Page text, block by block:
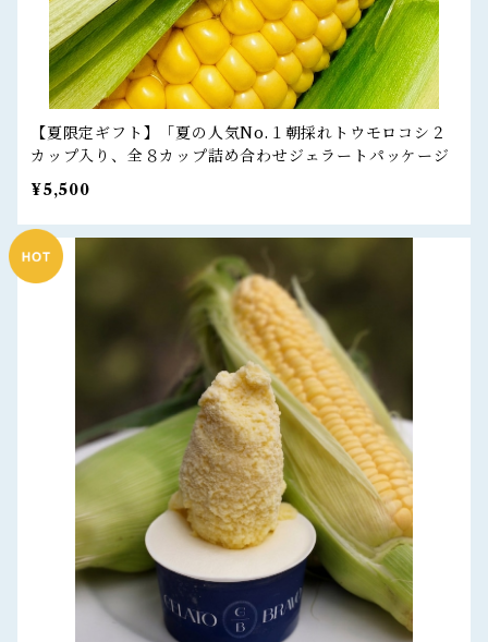
【夏限定ギフト】「夏の人気No.１朝採れトウモロコシ２
カップ入り、全８カップ詰め合わせジェラートパッケージ
¥5,500